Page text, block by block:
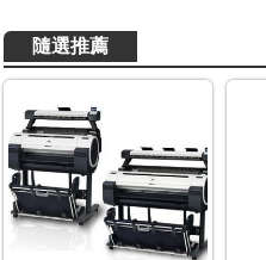
隨選推薦